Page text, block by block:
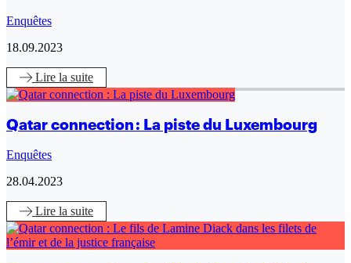
Enquêtes
18.09.2023
Lire la suite
Qatar connection : La piste du Luxembourg
Enquêtes
28.04.2023
Lire la suite